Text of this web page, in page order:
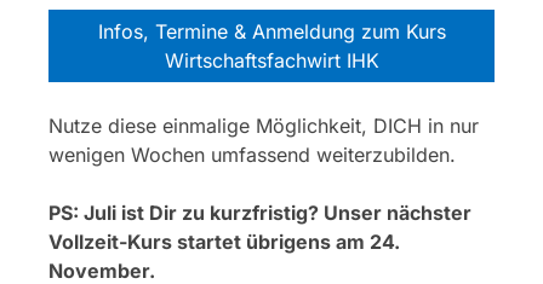
Infos, Termine & Anmeldung zum Kurs
Wirtschaftsfachwirt IHK
Nutze diese einmalige Möglichkeit, DICH in nur
wenigen Wochen umfassend weiterzubilden.
PS: Juli ist Dir zu kurzfristig? Unser nächster
Vollzeit-Kurs startet übrigens am 24.
November.